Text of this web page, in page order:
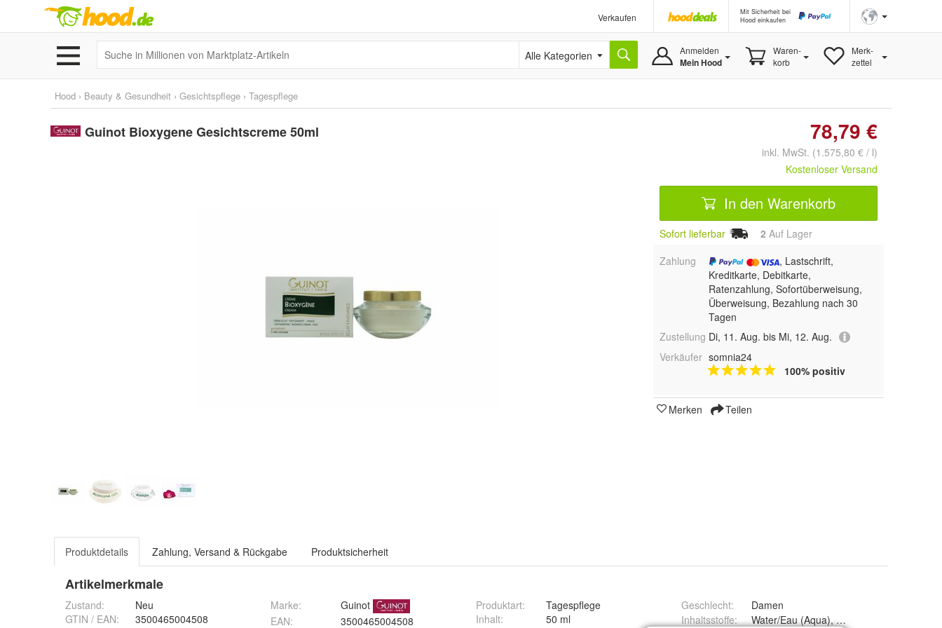
Verkaufen
Mit Sicherheit bei
Hood einkaufen
Alle Kategorien Anmelden
Mein Hood
Waren-
korb
Merk-
zettel
Hood › Beauty & Gesundheit › Gesichtspflege › Tagespflege
Guinot Bioxygene Gesichtscreme 50ml 78,79 €
inkl. MwSt. (1.575,80 € / l)
Kostenloser Versand
In den Warenkorb
Sofort lieferbar 2 Auf Lager
Zahlung
, Lastschrift,
Kreditkarte, Debitkarte,
Ratenzahlung, Sofortüberweisung,
Überweisung, Bezahlung nach 30
Tagen
Zustellung Di, 11. Aug. bis Mi, 12. Aug.
Verkäufer somnia24
100% positiv
Merken Teilen
Produktdetails Zahlung, Versand & Rückgabe Produktsicherheit
Artikelmerkmale
Zustand:
Neu
GTIN / EAN:
3500465004508
Marke:
Guinot
EAN: 3500465004508
Produktart:
Tagespflege
Inhalt: 50 ml
Geschlecht:
Damen
Inhaltsstoffe: Water/Eau (Aqua), Cetearyl